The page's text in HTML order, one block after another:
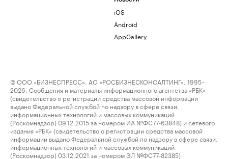
iOS
Android
AppGallery
© ООО «БИЗНЕСПРЕСС», АО «РОСБИЗНЕСКОНСАЛТИНГ», 1995–
2026. Сообщения и материалы информационного агентства «РБК»
(свидетельство о регистрации средства массовой информации
выдано Федеральной службой по надзору в сфере связи,
информационных технологий и массовых коммуникаций
(Роскомнадзор) 09.12.2015 за номером ИА №ФС77-63848) и сетевого
издания «РБК» (свидетельство о регистрации средства массовой
информации выдано Федеральной службой по надзору в сфере связи,
информационных технологий и массовых коммуникаций
(Роскомнадзор) 03.12.2021 за номером ЭЛ №ФС77-82385)